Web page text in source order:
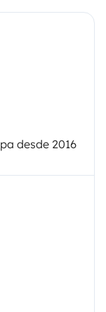
desde 2016